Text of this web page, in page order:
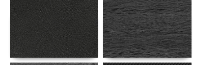
Αναλυτικά Αναλυτικά